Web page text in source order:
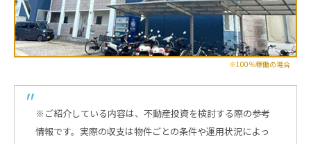
※100％稼働の場合
※ご紹介している内容は、不動産投資を検討する際の参考
情報です。実際の収支は物件ごとの条件や運用状況によっ